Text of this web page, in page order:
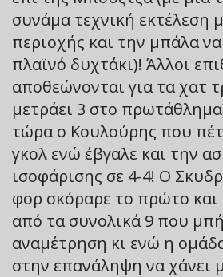
συνάμα τεχνική εκτέλεση
περιοχής και την μπάλα
πλαϊνό δυχτάκι)! Άλλοι
αποθεώνονται για τα χατ
μετράει 3 στο
τώρα ο Κουλούρης που
γκολ ενώ έβγαλε και την
ισοφάρισης σε 4-4! Ο
φορ σκόραρε το πρώτο και
από τα συνολικά 9 που
αναμέτρηση κι ενώ η
στην επανάληψη να χάνει